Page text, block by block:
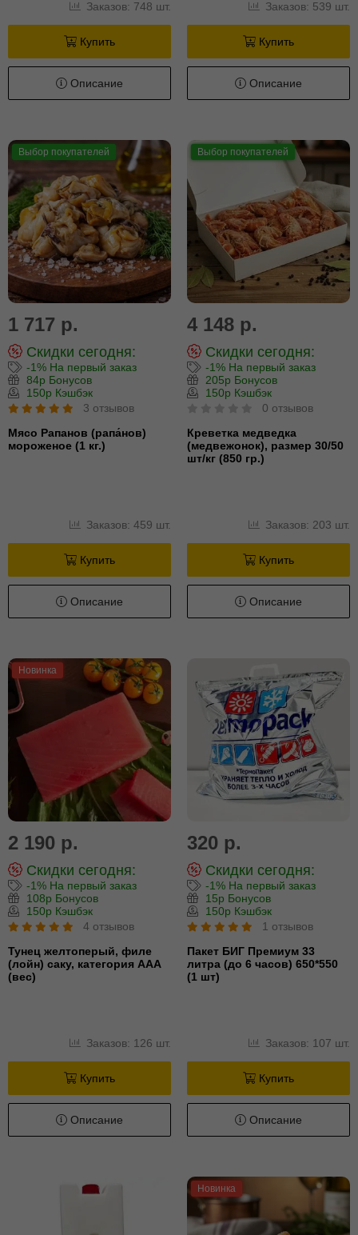
Заказов: 748 шт.
Купить
Описание
Заказов: 539 шт.
Купить
Описание
Выбор покупателей
1 717 р.
Скидки сегодня:
-1% На первый заказ
84р Бонусов
150р Кэшбэк
3 отзывов
Мясо Рапанов (рапа́нов)
мороженое (1 кг.)
Заказов: 459 шт.
Купить
Описание
Выбор покупателей
4 148 р.
Скидки сегодня:
-1% На первый заказ
205р Бонусов
150р Кэшбэк
0 отзывов
Креветка медведка
(медвежонок), размер 30/50
шт/кг (850 гр.)
Заказов: 203 шт.
Купить
Описание
Новинка
2 190 р.
Скидки сегодня:
-1% На первый заказ
108р Бонусов
150р Кэшбэк
4 отзывов
Тунец желтоперый, филе
(лойн) cаку, категория ААА
(вес)
Заказов: 126 шт.
Купить
Описание
320 р.
Скидки сегодня:
-1% На первый заказ
15р Бонусов
150р Кэшбэк
1 отзывов
Пакет БИГ Премиум 33
литра (до 6 часов) 650*550
(1 шт)
Заказов: 107 шт.
Купить
Описание
Новинка